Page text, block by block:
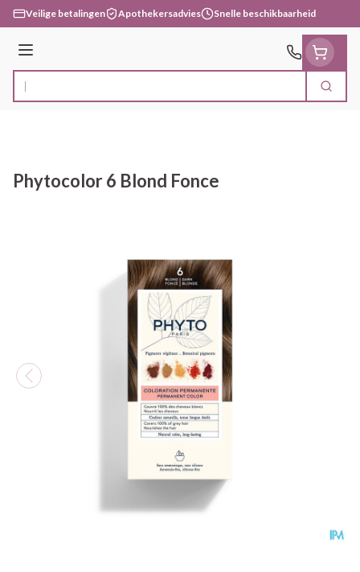
Ga naar de inhoud
Veilige betalingen Apothekersadvies Snelle beschikbaarheid
Menu
Product, merk, categorie... Zoek
Phytocolor 6 Blond Fonce